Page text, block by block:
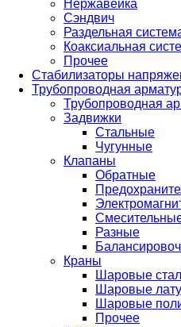
Нержавейка
Сэндвич
Раздельная
Коаксиальная
Прочее
Стабилизаторы
Трубопроводная
Трубопроводная
Задвижки
Стальные
Чугунные
Клапаны
Обратные
Разные
Краны
Шаровые
Шаровые
Шаровые
Прочее